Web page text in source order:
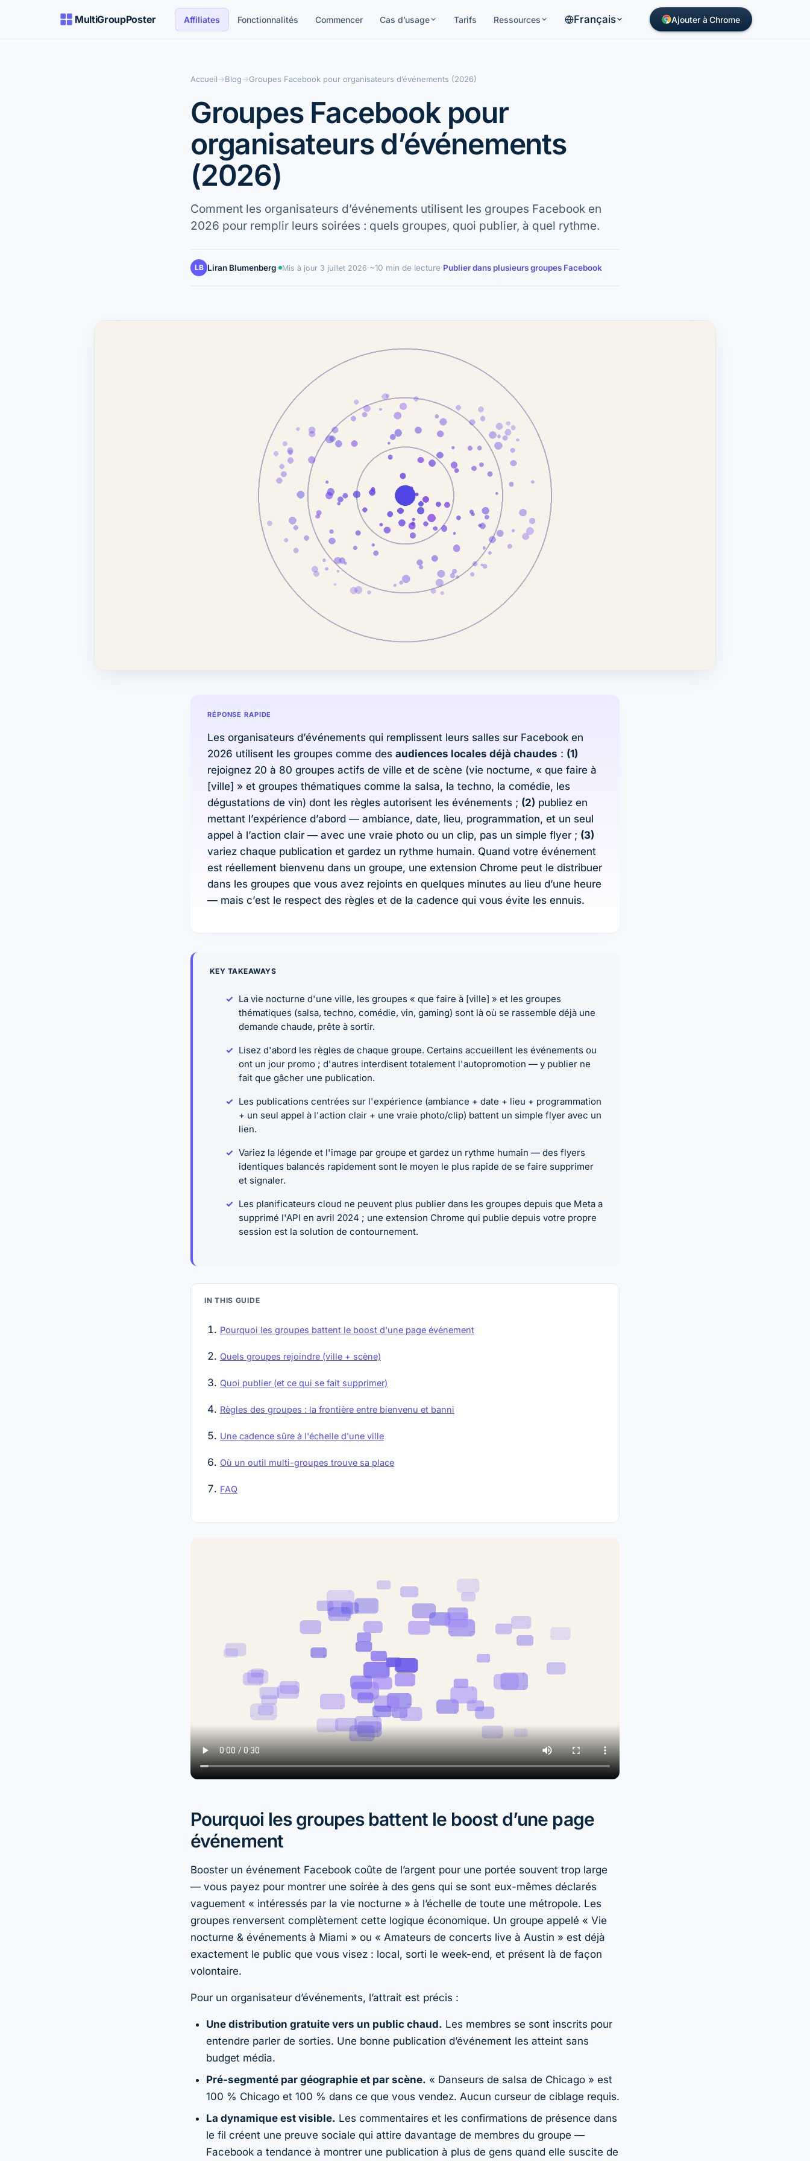
MultiGroupPoster Affiliates Fonctionnalités Commencer Cas d’usage Tarifs Ressources Français Ajouter à Chrome
Accueil→Blog→Groupes Facebook pour organisateurs d’événements (2026)
Groupes Facebook pour
organisateurs d’événements
(2026)
Comment les organisateurs d’événements utilisent les groupes Facebook en
2026 pour remplir leurs soirées : quels groupes, quoi publier, à quel rythme.
LB Liran Blumenberg· Mis à jour 3 juillet 2026·~10 min de lecture·Publier dans plusieurs groupes Facebook
RÉPONSE RAPIDE
Les organisateurs d’événements qui remplissent leurs salles sur Facebook en
2026 utilisent les groupes comme des audiences locales déjà chaudes : (1)
rejoignez 20 à 80 groupes actifs de ville et de scène (vie nocturne, « que faire à
[ville] » et groupes thématiques comme la salsa, la techno, la comédie, les
dégustations de vin) dont les règles autorisent les événements ; (2) publiez en
mettant l’expérience d’abord — ambiance, date, lieu, programmation, et un seul
appel à l’action clair — avec une vraie photo ou un clip, pas un simple flyer ; (3)
variez chaque publication et gardez un rythme humain. Quand votre événement
est réellement bienvenu dans un groupe, une extension Chrome peut le distribuer
dans les groupes que vous avez rejoints en quelques minutes au lieu d’une heure
— mais c’est le respect des règles et de la cadence qui vous évite les ennuis.
KEY TAKEAWAYS
La vie nocturne d'une ville, les groupes « que faire à [ville] » et les groupes
thématiques (salsa, techno, comédie, vin, gaming) sont là où se rassemble déjà une
demande chaude, prête à sortir.
Lisez d'abord les règles de chaque groupe. Certains accueillent les événements ou
ont un jour promo ; d'autres interdisent totalement l'autopromotion — y publier ne
fait que gâcher une publication.
Les publications centrées sur l'expérience (ambiance + date + lieu + programmation
+ un seul appel à l'action clair + une vraie photo/clip) battent un simple flyer avec un
lien.
Variez la légende et l'image par groupe et gardez un rythme humain — des flyers
identiques balancés rapidement sont le moyen le plus rapide de se faire supprimer
et signaler.
Les planificateurs cloud ne peuvent plus publier dans les groupes depuis que Meta a
supprimé l'API en avril 2024 ; une extension Chrome qui publie depuis votre propre
session est la solution de contournement.
IN THIS GUIDE
Pourquoi les groupes battent le boost d'une page événement
Quels groupes rejoindre (ville + scène)
Quoi publier (et ce qui se fait supprimer)
Règles des groupes : la frontière entre bienvenu et banni
Une cadence sûre à l'échelle d'une ville
Où un outil multi-groupes trouve sa place
FAQ
Pourquoi les groupes battent le boost d’une page
événement
Booster un événement Facebook coûte de l’argent pour une portée souvent trop large
— vous payez pour montrer une soirée à des gens qui se sont eux-mêmes déclarés
vaguement « intéressés par la vie nocturne » à l’échelle de toute une métropole. Les
groupes renversent complètement cette logique économique. Un groupe appelé « Vie
nocturne & événements à Miami » ou « Amateurs de concerts live à Austin » est déjà
exactement le public que vous visez : local, sorti le week-end, et présent là de façon
volontaire.
Pour un organisateur d’événements, l’attrait est précis :
Une distribution gratuite vers un public chaud. Les membres se sont inscrits pour
entendre parler de sorties. Une bonne publication d’événement les atteint sans
budget média.
Pré-segmenté par géographie et par scène. « Danseurs de salsa de Chicago » est
100 % Chicago et 100 % dans ce que vous vendez. Aucun curseur de ciblage requis.
La dynamique est visible. Les commentaires et les confirmations de présence dans
le fil créent une preuve sociale qui attire davantage de membres du groupe —
Facebook a tendance à montrer une publication à plus de gens quand elle suscite de